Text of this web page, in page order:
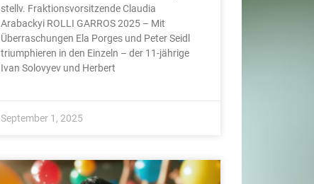
stellv. Fraktionsvorsitzende Claudia
Arabackyi ROLLI GARROS 2025 – Mit
Überraschungen Ela Porges und Peter Seidl
triumphieren in den Einzeln – der 11-jährige
Ivan Solovyev und Herbert
September 1, 2025